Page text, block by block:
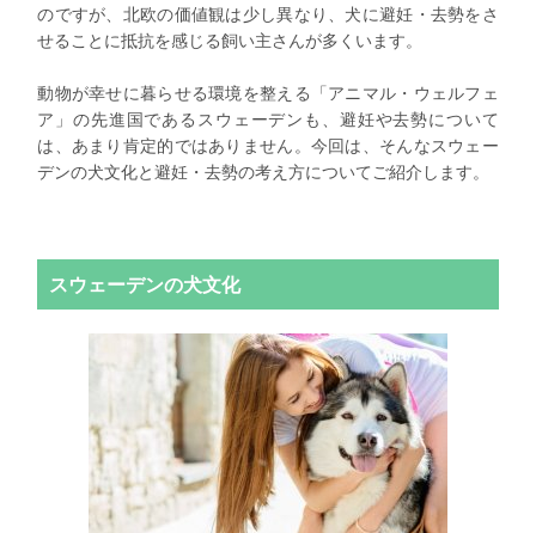
のですが、北欧の価値観は少し異なり、犬に避妊・去勢をさ
せることに抵抗を感じる飼い主さんが多くいます。
動物が幸せに暮らせる環境を整える「アニマル・ウェルフェ
ア」の先進国であるスウェーデンも、避妊や去勢について
は、あまり肯定的ではありません。今回は、そんなスウェー
デンの犬文化と避妊・去勢の考え方についてご紹介します。
スウェーデンの犬文化